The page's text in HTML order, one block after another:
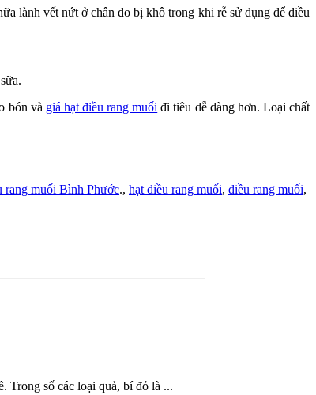
lành vết nứt ở chân do bị khô trong khi rễ sử dụng để điều
bón và giá hạt điều rang muối đi tiêu dễ dàng hơn. Loại chất
rang muối Bình Phước., hạt điều rang muối, điều rang muối,
Trong số các loại quả, bí đỏ là ...